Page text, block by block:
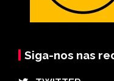
Siga-nos nas